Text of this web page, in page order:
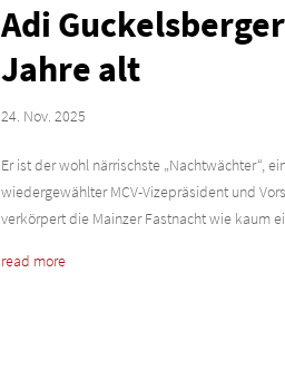
Adi
Jahre alt
24. Nov. 2025
Er ist der wohl närrischste „Nachtwächter“,
wiedergewählter MCV-Vizepräsident und
verkörpert die Mainzer Fastnacht wie kaum
read more